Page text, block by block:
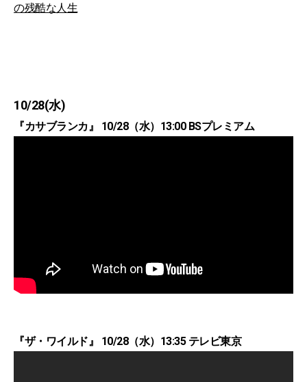
の残酷な人生
10/28(水)
『カサブランカ』 10/28（水）13:00 BSプレミアム
『ザ・ワイルド』 10/28（水）13:35 テレビ東京